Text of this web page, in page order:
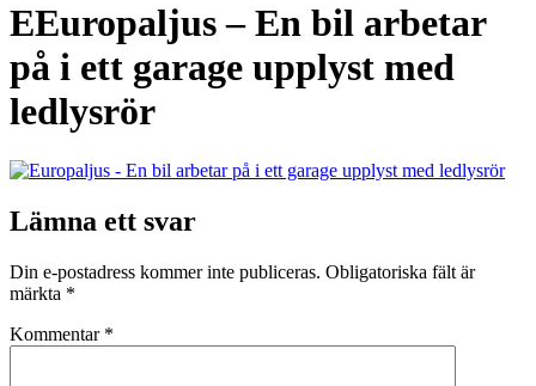
EEuropaljus – En bil arbetar
på i ett garage upplyst med
ledlysrör
Lämna ett svar
Din e-postadress kommer inte publiceras. Obligatoriska fält är
märkta *
Kommentar *